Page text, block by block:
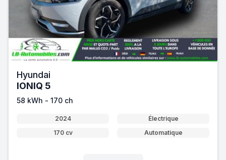
Hyundai
IONIQ 5
58 kWh - 170 ch
2024
Électrique
170 cv
Automatique